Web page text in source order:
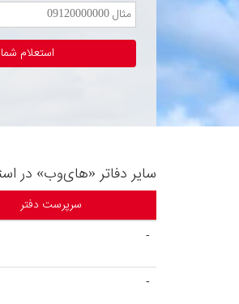
استعلام
سایر دفاتر «های‌وب» در
سرپرست دفتر
-
-